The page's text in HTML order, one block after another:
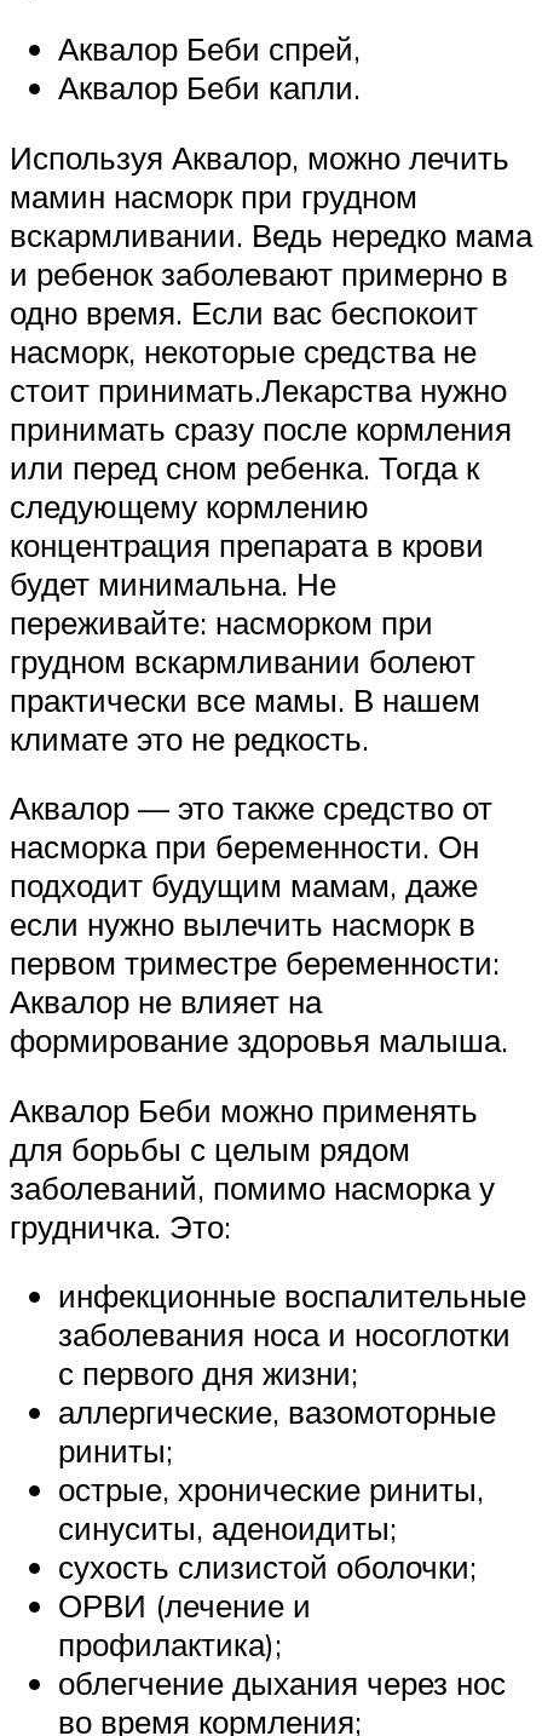
Аквалор Беби спрей,
Аквалор Беби капли.
Используя Аквалор, можно лечить
мамин насморк при грудном
вскармливании. Ведь нередко мама
и ребенок заболевают примерно в
одно время. Если вас беспокоит
насморк, некоторые средства не
стоит принимать.Лекарства нужно
принимать сразу после кормления
или перед сном ребенка. Тогда к
следующему кормлению
концентрация препарата в крови
будет минимальна. Не
переживайте: насморком при
грудном вскармливании болеют
практически все мамы. В нашем
климате это не редкость.
Аквалор — это также средство от
насморка при беременности. Он
подходит будущим мамам, даже
если нужно вылечить насморк в
первом триместре беременности:
Аквалор не влияет на
формирование здоровья малыша.
Аквалор Беби можно применять
для борьбы с целым рядом
заболеваний, помимо насморка у
грудничка. Это:
инфекционные воспалительные
заболевания носа и носоглотки
с первого дня жизни;
аллергические, вазомоторные
риниты;
острые, хронические риниты,
синуситы, аденоидиты;
сухость слизистой оболочки;
ОРВИ (лечение и
профилактика);
облегчение дыхания через нос
во время кормления;